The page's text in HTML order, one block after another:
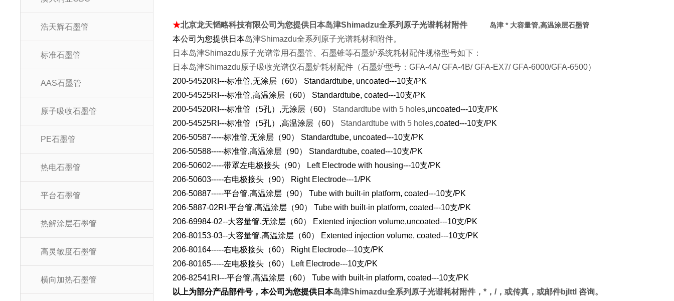
浩天辉石墨管
标准石墨管
AAS石墨管
原子吸收石墨管
PE石墨管
热电石墨管
平台石墨管
热解涂层石墨管
高灵敏度石墨管
横向加热石墨管
★北京龙天韬略科技有限公司为您提供日本岛津Shimadzu全系列原子光谱耗材附件 岛津 * 大容量管,高温涂层石墨管
本公司为您提供日本岛津Shimazdu全系列原子光谱耗材和附件。
日本岛津Shimazdu原子光谱常用石墨管、石墨锥等石墨炉系统耗材配件规格型号如下：
日本岛津Shimazdu原子吸收光谱仪石墨炉耗材配件（石墨炉型号：GFA-4A/ GFA-4B/ GFA-EX7/ GFA-6000/GFA-6500）
200-54520RI---标准管,无涂层（60） Standardtube, uncoated---10支/PK
200-54525RI---标准管,高温涂层（60） Standardtube, coated---10支/PK
200-54520RI---标准管（5孔）,无涂层（60） Standardtube with 5 holes,uncoated---10支/PK
200-54525RI---标准管（5孔）,高温涂层（60） Standardtube with 5 holes,coated---10支/PK
206-50587-----标准管,无涂层（90） Standardtube, uncoated---10支/PK
206-50588-----标准管,高温涂层（90） Standardtube, coated---10支/PK
206-50602-----带罩左电极接头（90） Left Electrode with housing---10支/PK
206-50603-----右电极接头（90） Right Electrode---1/PK
206-50887-----平台管,高温涂层（90） Tube with built-in platform, coated---10支/PK
206-5887-02RI-平台管,高温涂层（90） Tube with built-in platform, coated---10支/PK
206-69984-02--大容量管,无涂层（60） Extented injection volume,uncoated---10支/PK
206-80153-03--大容量管,高温涂层（60） Extented injection volume, coated---10支/PK
206-80164-----右电极接头（60） Right Electrode---10支/PK
206-80165-----左电极接头（60） Left Electrode---10支/PK
206-82541RI---平台管,高温涂层（60） Tube with built-in platform, coated---10支/PK
以上为部分产品部件号，本公司为您提供日本岛津Shimazdu全系列原子光谱耗材附件，*，/，或传真，或邮件bjlttl 咨询。